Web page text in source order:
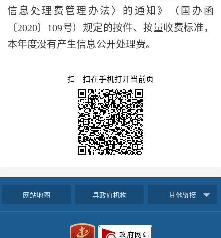
信息处理费管理办法〉的通知》（国办函
〔2020〕109号）规定的按件、按量收费标准，
本年度没有产生信息公开处理费。
扫一扫在手机打开当前页
网站地图 县政府机构 其他链接